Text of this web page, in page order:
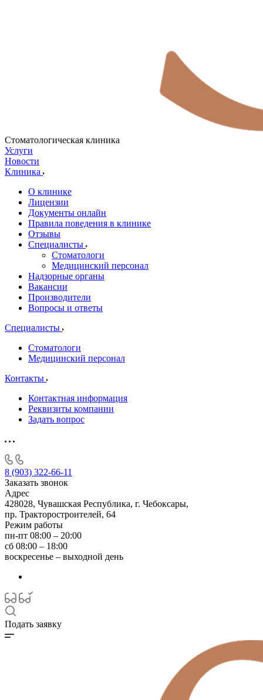
Стоматологическая клиника
Услуги
Новости
Клиника
О клинике
Лицензии
Документы онлайн
Правила поведения в клинике
Отзывы
Специалисты
Стоматологи
Медицинский персонал
Надзорные органы
Вакансии
Производители
Вопросы и ответы
Специалисты
Стоматологи
Медицинский персонал
Контакты
Контактная информация
Реквизиты компании
Задать вопрос
8 (903) 322-66-11
Заказать звонок
Адрес
428028, Чувашская Республика, г. Чебоксары,
пр. Тракторостроителей, 64
Режим работы
пн-пт 08:00 – 20:00
сб 08:00 – 18:00
воскресенье – выходной день
Подать заявку